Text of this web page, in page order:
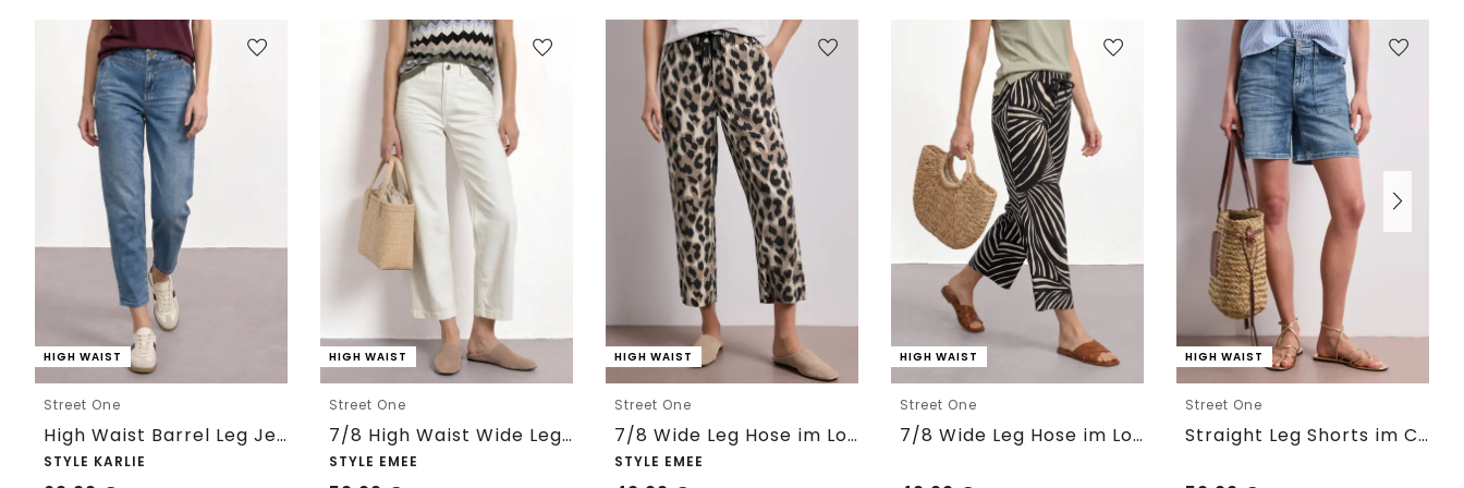
HIGH WAIST
Street One
High Waist Barrel Leg Jeans im Loose Fit
STYLE KARLIE
HIGH WAIST
Street One
7/8 High Waist Wide Leg Jeans im Loose Fit
STYLE EMEE
HIGH WAIST
Street One
7/8 Wide Leg Hose im Loose Fit mit Print
STYLE EMEE
HIGH WAIST
Street One
7/8 Wide Leg Hose im Loose Fit
HIGH WAIST
Street One
Straight Leg Shorts im Casual Fit